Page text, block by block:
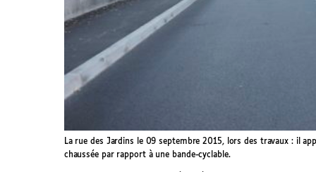
La rue des Jardins le 09 septembre 2015, lors des travaux : il
chaussée par rapport à une bande-cyclable.